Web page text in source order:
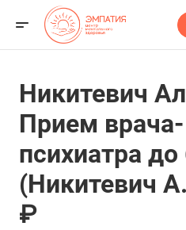
Никитевич
Прием врача-
психиатра
(Никитевич
₽